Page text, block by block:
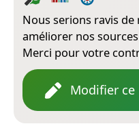
Nous serions ravis
améliorer nos
Merci pour votre
Modifier ce